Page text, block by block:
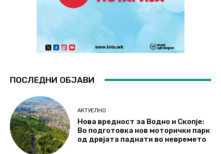
ПОСЛЕДНИ ОБЈАВИ
АКТУЕЛНО
Нова вредност за Водно и Скопје:
Во подготовка нов моторички парк
од дрвјата паднати во невремето